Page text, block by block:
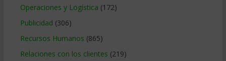
Operaciones y Logística (172)
Publicidad (306)
Recursos Humanos (865)
Relaciones con los clientes (219)